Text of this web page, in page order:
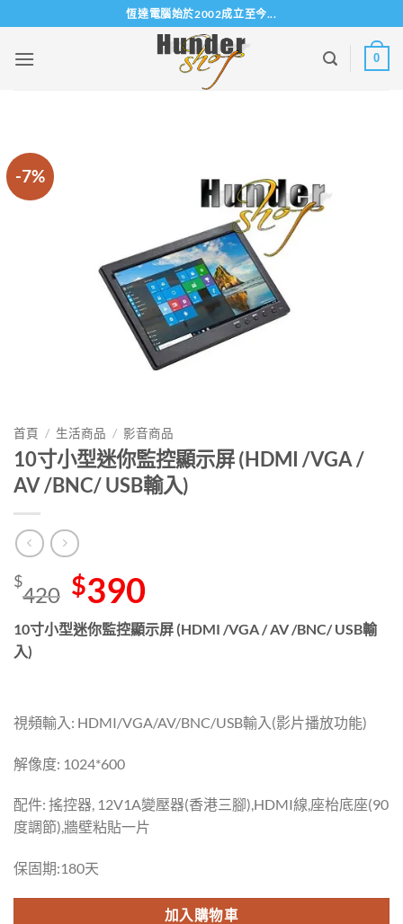
to
content
恆達電腦始於2002成立至今...
0
-7%
首頁 / 生活商品 / 影音商品
10寸小型迷你監控顯示屏 (HDMI /VGA /
AV /BNC/ USB輸入)
$
420 Original
price
was:
$390
is:
10寸小型迷你監控顯示屏 (HDMI /VGA / AV /BNC/ USB輸
入)
視頻輸入: HDMI/VGA/AV/BNC/USB輸入(影片播放功能)
解像度: 1024*600
配件: 搖控器, 12V1A變壓器(香港三腳),HDMI線,座枱底座(90
度調節),牆壁粘貼一片
保固期:180天
加入購物車